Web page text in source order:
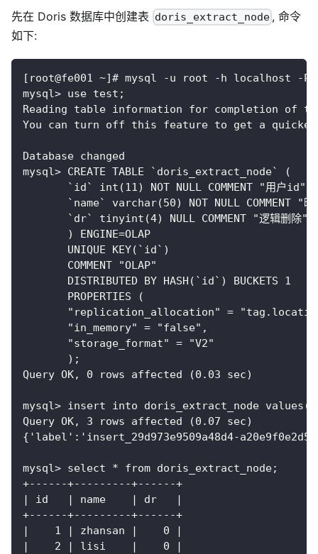
先在 Doris 数据库中创建表 doris_extract_node , 命令
如下:
[root@fe001 ~]# mysql -u root -h localhost -P
mysql> use test;
Reading table information for completion of
You can turn off this feature to get a
Database changed
mysql> CREATE TABLE `doris_extract_node` (
       `id` int(11) NOT NULL COMMENT "用户id",
`name` varchar(50) NOT NULL COMMENT "昵
       `dr` tinyint(4) NULL COMMENT "逻辑删除"
       ) ENGINE=OLAP
       UNIQUE KEY(`id`)
       COMMENT "OLAP"
       DISTRIBUTED BY HASH(`id`) BUCKETS 1
       PROPERTIES (
"replication_allocation" =
       "in_memory" = "false",
       "storage_format" = "V2"
       );
Query OK, 0 rows affected (0.03 sec)
mysql> insert into doris_extract_node
Query OK, 3 rows affected (0.07 sec)
{'label':'insert_29d973e9509a48d4-
mysql> select * from doris_extract_node;
+------+---------+------+
| id   | name    | dr   |
+------+---------+------+
|    1 | zhansan |    0 |
|    2 | lisi    |    0 |